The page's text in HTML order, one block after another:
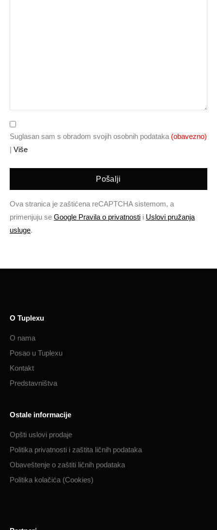
Suglasan sam s obradom svojih osobnih podataka (obavezno)
| Više
Pošalji
Ova stranica je zaštićena reCAPTCHA sistemom, a
primenjuju se Google Pravila o privatnosti i Uslovi pružanja
usluge.
O Tuplexu
O nama
Posao u Tuplexu
Kontakt
Predstavništva
Ostale informacije
Opšti uslovi prodaje
Politika privatnosti i zaštita ličnih podataka​
Obaveštenje o zaštiti ličnih podataka​
Politika kolačića (Cookies)